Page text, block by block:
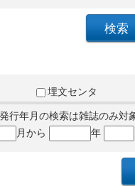
埋文センタ
行年月の検索は雑誌のみ対
月から 年